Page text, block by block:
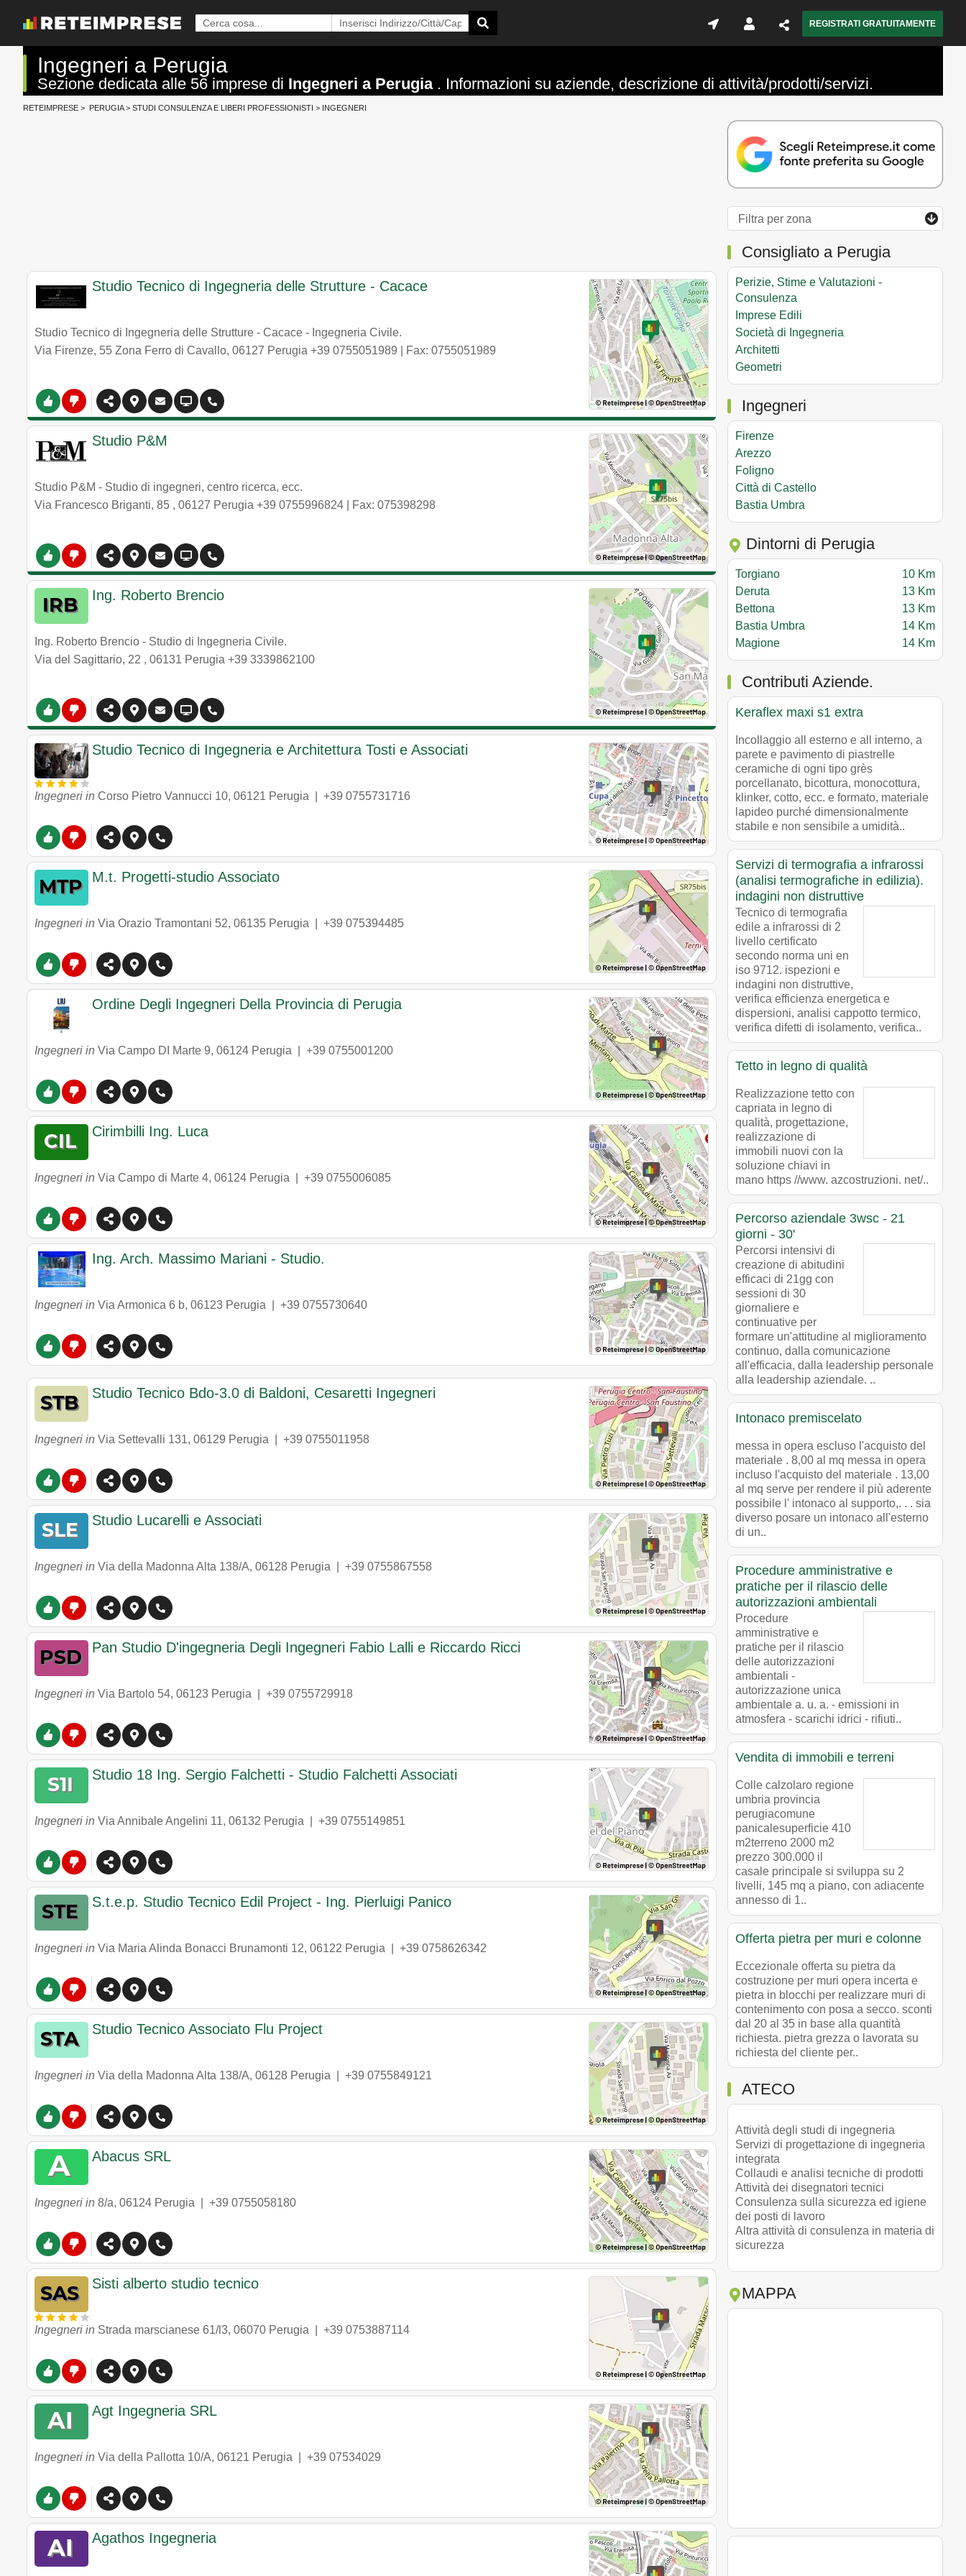
REGISTRATI GRATUITAMENTE
Ingegneri a Perugia
Sezione dedicata alle 56 imprese di Ingegneri a Perugia. Informazioni su aziende, descrizione di attività/prodotti/servizi.
RETEIMPRESE > PERUGIA> STUDI CONSULENZA E LIBERI PROFESSIONISTI > INGEGNERI
Studio Tecnico di Ingegneria delle Strutture - Cacace
Studio Tecnico di Ingegneria delle Strutture - Cacace - Ingegneria Civile.
Via Firenze, 55 Zona Ferro di Cavallo, 06127 Perugia +39 0755051989 | Fax: 0755051989
Studio P&M
Studio P&M - Studio di ingegneri, centro ricerca, ecc.
Via Francesco Briganti, 85 , 06127 Perugia +39 0755996824 | Fax: 075398298
Ing. Roberto Brencio
Ing. Roberto Brencio - Studio di Ingegneria Civile.
Via del Sagittario, 22 , 06131 Perugia +39 3339862100
Studio Tecnico di Ingegneria e Architettura Tosti e Associati
Ingegneri in Corso Pietro Vannucci 10, 06121 Perugia +39 0755731716
M.t. Progetti-studio Associato
Ingegneri in Via Orazio Tramontani 52, 06135 Perugia +39 075394485
Ordine Degli Ingegneri Della Provincia di Perugia
Ingegneri in Via Campo DI Marte 9, 06124 Perugia +39 0755001200
Cirimbilli Ing. Luca
Ingegneri in Via Campo di Marte 4, 06124 Perugia +39 0755006085
Ing. Arch. Massimo Mariani - Studio.
Ingegneri in Via Armonica 6 b, 06123 Perugia +39 0755730640
Studio Tecnico Bdo-3.0 di Baldoni, Cesaretti Ingegneri
Ingegneri in Via Settevalli 131, 06129 Perugia +39 0755011958
Studio Lucarelli e Associati
Ingegneri in Via della Madonna Alta 138/A, 06128 Perugia +39 0755867558
Pan Studio D'ingegneria Degli Ingegneri Fabio Lalli e Riccardo Ricci
Ingegneri in Via Bartolo 54, 06123 Perugia +39 0755729918
Studio 18 Ing. Sergio Falchetti - Studio Falchetti Associati
Ingegneri in Via Annibale Angelini 11, 06132 Perugia +39 0755149851
S.t.e.p. Studio Tecnico Edil Project - Ing. Pierluigi Panico
Ingegneri in Via Maria Alinda Bonacci Brunamonti 12, 06122 Perugia +39 0758626342
Studio Tecnico Associato Flu Project
Ingegneri in Via della Madonna Alta 138/A, 06128 Perugia +39 0755849121
Abacus SRL
Ingegneri in 8/a, 06124 Perugia +39 0755058180
Sisti alberto studio tecnico
Ingegneri in Strada marscianese 61/l3, 06070 Perugia +39 0753887114
Agt Ingegneria SRL
Ingegneri in Via della Pallotta 10/A, 06121 Perugia +39 07534029
Agathos Ingegneria
Consigliato a Perugia
Perizie, Stime e Valutazioni -
Consulenza
Imprese Edili
Società di Ingegneria
Architetti
Geometri
Ingegneri
Firenze
Arezzo
Foligno
Città di Castello
Bastia Umbra
Dintorni di Perugia
Torgiano
10 Km
Deruta
13 Km
Bettona
13 Km
Bastia Umbra
14 Km
Magione
14 Km
Contributi Aziende.
Keraflex maxi s1 extra
Incollaggio all esterno e all interno, a
parete e pavimento di piastrelle
ceramiche di ogni tipo grès
porcellanato, bicottura, monocottura,
klinker, cotto, ecc. e formato, materiale
lapideo purché dimensionalmente
stabile e non sensibile a umidità..
Servizi di termografia a infrarossi
(analisi termografiche in edilizia).
indagini non distruttive
Tecnico di termografia
edile a infrarossi di 2
livello certificato
secondo norma uni en
iso 9712. ispezioni e
indagini non distruttive,
verifica efficienza energetica e
dispersioni, analisi cappotto termico,
verifica difetti di isolamento, verifica..
Tetto in legno di qualità
Realizzazione tetto con
capriata in legno di
qualità, progettazione,
realizzazione di
immobili nuovi con la
soluzione chiavi in
mano https //www. azcostruzioni. net/..
Percorso aziendale 3wsc - 21
giorni - 30'
Percorsi intensivi di
creazione di abitudini
efficaci di 21gg con
sessioni di 30
giornaliere e
continuative per
formare un'attitudine al miglioramento
continuo, dalla comunicazione
all'efficacia, dalla leadership personale
alla leadership aziendale. ..
Intonaco premiscelato
messa in opera escluso l'acquisto del
materiale . 8,00 al mq messa in opera
incluso l'acquisto del materiale . 13,00
al mq serve per rendere il più aderente
possibile l' intonaco al supporto,. . . sia
diverso posare un intonaco all'esterno
di un..
Procedure amministrative e
pratiche per il rilascio delle
autorizzazioni ambientali
Procedure
amministrative e
pratiche per il rilascio
delle autorizzazioni
ambientali -
autorizzazione unica
ambientale a. u. a. - emissioni in
atmosfera - scarichi idrici - rifiuti..
Vendita di immobili e terreni
Colle calzolaro regione
umbria provincia
perugiacomune
panicalesuperficie 410
m2terreno 2000 m2
prezzo 300.000 il
casale principale si sviluppa su 2
livelli, 145 mq a piano, con adiacente
annesso di 1..
Offerta pietra per muri e colonne
Eccezionale offerta su pietra da
costruzione per muri opera incerta e
pietra in blocchi per realizzare muri di
contenimento con posa a secco. sconti
dal 20 al 35 in base alla quantità
richiesta. pietra grezza o lavorata su
richiesta del cliente per..
ATECO
Attività degli studi di ingegneria
Servizi di progettazione di ingegneria
integrata
Collaudi e analisi tecniche di prodotti
Attività dei disegnatori tecnici
Consulenza sulla sicurezza ed igiene
dei posti di lavoro
Altra attività di consulenza in materia di
sicurezza
MAPPA